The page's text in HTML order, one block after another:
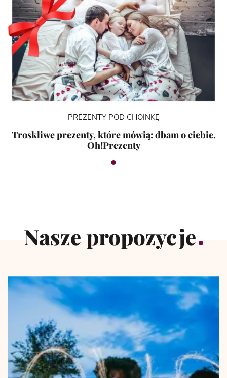
PREZENTY POD CHOINKĘ
Troskliwe prezenty, które mówią: dbam o ciebie.
Oh!Prezenty
Nasze propozycje